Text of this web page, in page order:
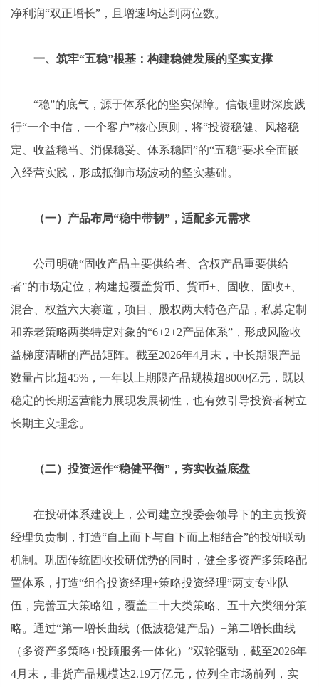
净利润“双正增长”，且增速均达到两位数。
一、筑牢“五稳”根基：构建稳健发展的坚实支撑
“稳”的底气，源于体系化的坚实保障。信银理财深度践
行“一个中信，一个客户”核心原则，将“投资稳健、风格稳
定、收益稳当、消保稳妥、体系稳固”的“五稳”要求全面嵌
入经营实践，形成抵御市场波动的坚实基础。
（一）产品布局“稳中带韧”，适配多元需求
公司明确“固收产品主要供给者、含权产品重要供给
者”的市场定位，构建起覆盖货币、货币+、固收、固收+、
混合、权益六大赛道，项目、股权两大特色产品，私募定制
和养老策略两类特定对象的“6+2+2产品体系”，形成风险收
益梯度清晰的产品矩阵。截至2026年4月末，中长期限产品
数量占比超45%，一年以上期限产品规模超8000亿元，既以
稳定的长期运营能力展现发展韧性，也有效引导投资者树立
长期主义理念。
（二）投资运作“稳健平衡”，夯实收益底盘
在投研体系建设上，公司建立投委会领导下的主责投资
经理负责制，打造“自上而下与自下而上相结合”的投研联动
机制。巩固传统固收投研优势的同时，健全多资产多策略配
置体系，打造“组合投资经理+策略投资经理”两支专业队
伍，完善五大策略组，覆盖二十大类策略、五十六类细分策
略。通过“第一增长曲线（低波稳健产品）+第二增长曲线
（多资产多策略+投顾服务一体化）”双轮驱动，截至2026年
4月末，非货产品规模达2.19万亿元，位列全市场前列，实